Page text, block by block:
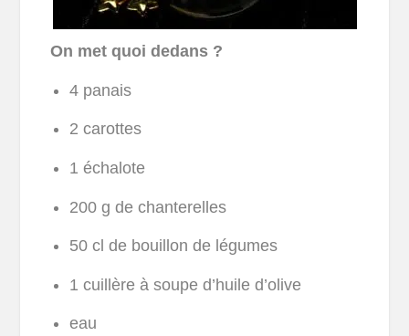
On met quoi dedans ?
4 panais
2 carottes
1 échalote
200 g de chanterelles
50 cl de bouillon de légumes
1 cuillère à soupe d’huile d’olive
eau